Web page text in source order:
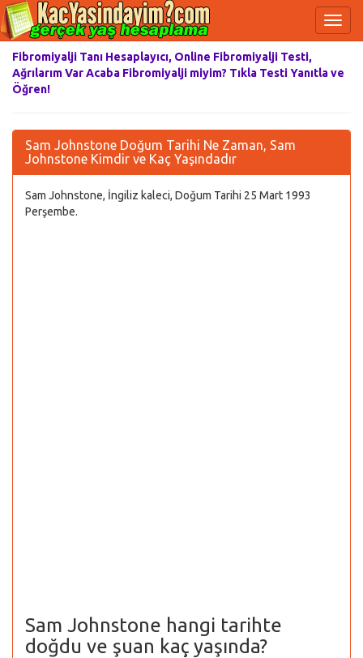
Fibromiyalji Tanı Hesaplayıcı, Online Fibromiyalji Testi,
Ağrılarım Var Acaba Fibromiyalji miyim? Tıkla Testi Yanıtla ve
Öğren!
Sam Johnstone Doğum Tarihi Ne Zaman, Sam
Johnstone Kimdir ve Kaç Yaşındadır
Sam Johnstone, İngiliz kaleci, Doğum Tarihi 25 Mart 1993
Perşembe.
Sam Johnstone hangi tarihte
doğdu ve şuan kaç yaşında?